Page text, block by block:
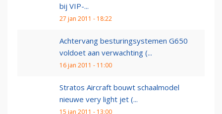
bij VIP-...
27 jan 2011 - 18:22
Achtervang besturingsystemen G650
voldoet aan verwachting (...
16 jan 2011 - 11:00
Stratos Aircraft bouwt schaalmodel
nieuwe very light jet (...
15 jan 2011 - 13:00